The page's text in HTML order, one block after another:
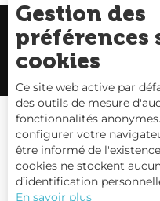
Charte du
Espace Pro
Gestion des
préférences
cookies
Ce site web active par
des outils de mesure
fonctionnalités
configurer votre
être informé de
cookies ne stockent
d’identification
En savoir plus